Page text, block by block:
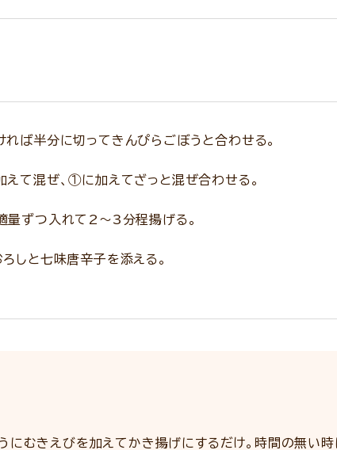
れば半分に切ってきんぴらごぼうと合わせる。
えて混ぜ、①に加えてざっと混ぜ合わせる。
量ずつ入れて2～3分程揚げる。
しと七味唐辛子を添える。
にむきえびを加えてかき揚げにするだけ。時間の無い時